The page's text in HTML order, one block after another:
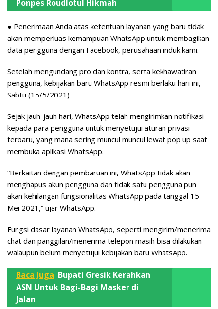
Ponpes Roudlotul Hikmah
● Penerimaan Anda atas ketentuan layanan yang baru tidak
akan memperluas kemampuan WhatsApp untuk membagikan
data pengguna dengan Facebook, perusahaan induk kami.
Setelah mengundang pro dan kontra, serta kekhawatiran
pengguna, kebijakan baru WhatsApp resmi berlaku hari ini,
Sabtu (15/5/2021).
Sejak jauh-jauh hari, WhatsApp telah mengirimkan notifikasi
kepada para pengguna untuk menyetujui aturan privasi
terbaru, yang mana sering muncul muncul lewat pop up saat
membuka aplikasi WhatsApp.
“Berkaitan dengan pembaruan ini, WhatsApp tidak akan
menghapus akun pengguna dan tidak satu pengguna pun
akan kehilangan fungsionalitas WhatsApp pada tanggal 15
Mei 2021,” ujar WhatsApp.
Fungsi dasar layanan WhatsApp, seperti mengirim/menerima
chat dan panggilan/menerima telepon masih bisa dilakukan
walaupun belum menyetujui kebijakan baru WhatsApp.
Baca Juga Bupati Gresik Kerahkan
ASN Untuk Bagi-Bagi Masker di
Jalan